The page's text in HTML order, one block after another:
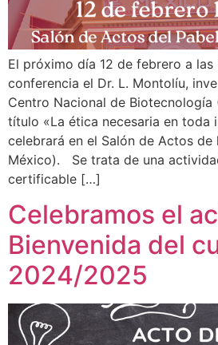
El próximo día 12 de febrero a las
conferencia el Dr. L. Montolíu,
Centro Nacional de Biotecnología
título «La ética necesaria en toda
celebrará en el Salón de Actos de
México). Se trata de una
certificable […]
Celebramos el
Bienvenida del
2024/2025